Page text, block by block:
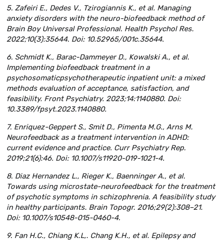
5. Zafeiri E., Dedes V., Tzirogiannis K., et al. Managing
anxiety disorders with the neuro-biofeedback method of
Brain Boy Universal Professional. Health Psychol Res.
2022;10(3):35644. Doi: 10.52965/001c.35644.
6. Schmidt K., Barac-Dammeyer D., Kowalski A., et al.
Implementing biofeedback treatment in a
psychosomaticpsychotherapeutic inpatient unit: a mixed
methods evaluation of acceptance, satisfaction, and
feasibility. Front Psychiatry. 2023;14:1140880. Doi:
10.3389/fpsyt.2023.1140880.
7. Enriquez-Geppert S., Smit D., Pimenta M.G., Arns M.
Neurofeedback as a treatment intervention in ADHD:
current evidence and practice. Curr Psychiatry Rep.
2019;21(6):46. Doi: 10.1007/s11920-019-1021-4.
8. Diaz Hernandez L., Rieger K., Baenninger A., et al.
Towards using microstate-neurofeedback for the treatment
of psychotic symptoms in schizophrenia. A feasibility study
in healthy participants. Brain Topogr. 2016;29(2):308–21.
Doi: 10.1007/s10548-015-0460-4.
9. Fan H.C., Chiang K.L,. Chang K.H., et al. Epilepsy and